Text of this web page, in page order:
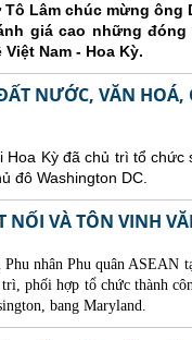
Lâm chúc mừng ông
giá cao những
Nam - Hoa Kỳ.
NƯỚC, VĂN HOÁ,
Kỳ đã chủ trì tổ
đô Washington DC.
NỐI VÀ TÔN VINH
nhân Phu quân ASEAN
phối hợp tổ chức thành
bang Maryland.